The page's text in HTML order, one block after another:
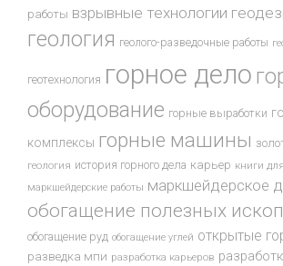
работы взрывные технологии
геология геолого-разведочные работы
геотехнология горное дело
оборудование горные выработки
комплексы горные машины
геология история горного дела карьер книги
маркшейдерские работы маркшейдерское
обогащение полезных
обогащение руд обогащение углей открытые
разведка мпи разработка карьеров